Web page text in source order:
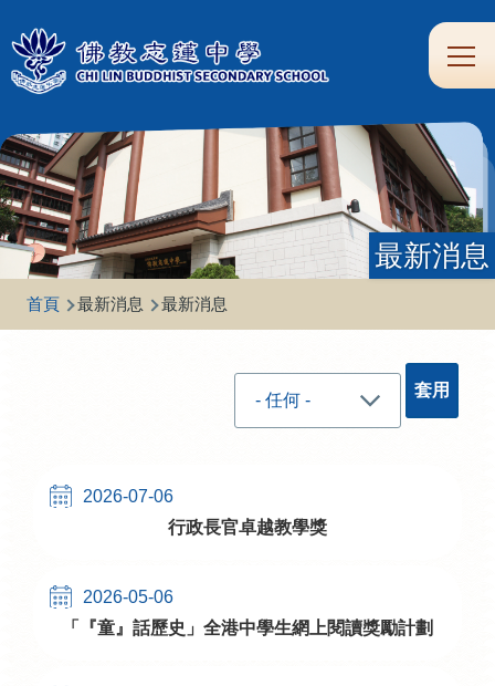
Main
生
涯
劃
家
校
作
校
友
圖
書
園
道
最新消息
導
航
首頁 最新消息 最新消息
2026-07-06
行政長官卓越教學獎
2026-05-06
「『童』話歷史」全港中學生網上閱讀獎勵計劃